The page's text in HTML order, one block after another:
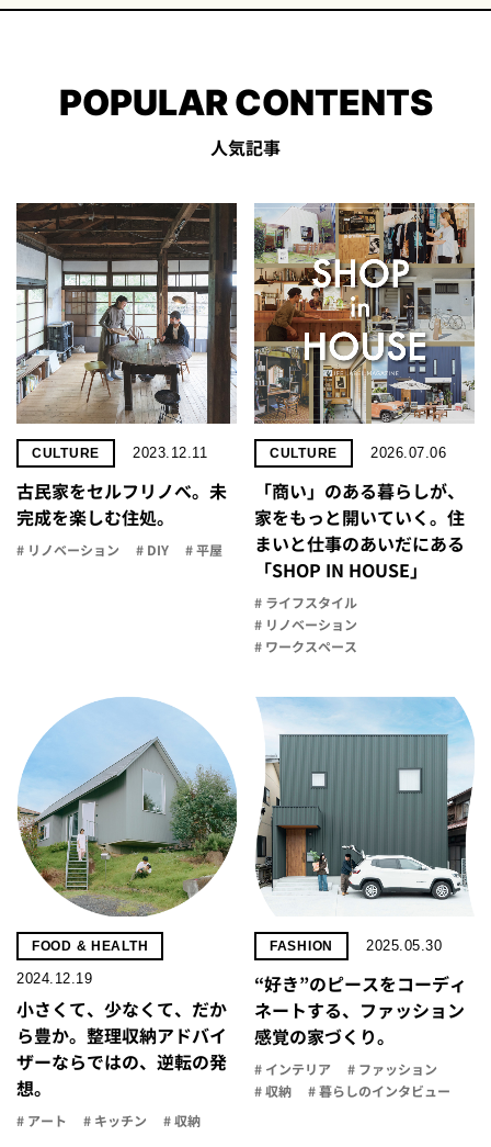
POPULAR CONTENTS
人気記事
CULTURE 2023.12.11
古民家をセルフリノべ。未
完成を楽しむ住処。
# リノベーション # DIY # 平屋
CULTURE 2026.07.06
「商い」の​ある​暮らしが、​
家を​もっと​開いていく。​住
まいと​仕事の​あいだに​ある​
「SHOP IN HOUSE」
# ライフスタイル
# リノベーション
# ワークスペース
FOOD & HEALTH
2024.12.19
小さくて、少なくて、だか
ら豊か。整理収納アドバイ
ザーならではの、逆転の発
想。
# アート # キッチン # 収納
FASHION 2025.05.30
“好き”のピースをコーディ
ネートする、ファッション
感覚の家づくり。
# インテリア
# ファッション
# 収納
# 暮らしのインタビュー